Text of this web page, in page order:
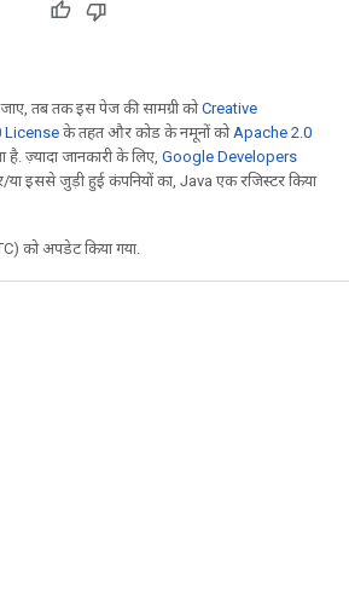
तब तक इस पेज की सामग्री कोCreative
License के तहत और कोड के नमूनों कोApache 2.0
ज़्यादा जानकारी के लिए, Google Developers
इससे जुड़ी हुई कंपनियों का, Java एक रजिस्टर किया
को अपडेट किया गया.